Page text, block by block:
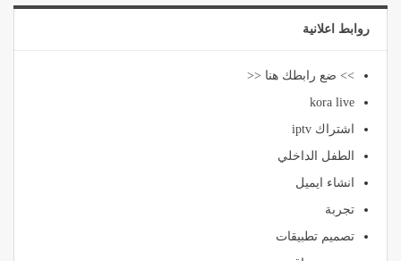
روابط اعلانية
>> ضع رابطك هنا <<
kora live
اشتراك iptv
الطفل الداخلي
انشاء ايميل
تجربة
تصميم تطبيقات